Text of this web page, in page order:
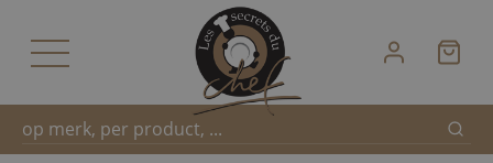
Snel